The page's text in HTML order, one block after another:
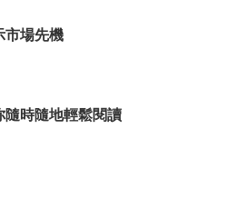
市場先機
隨時隨地輕鬆閱讀